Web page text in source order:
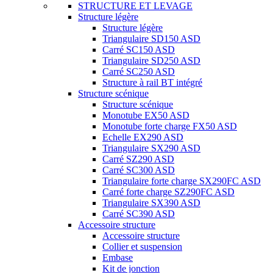
STRUCTURE ET LEVAGE
Structure légère
Structure légère
Triangulaire SD150 ASD
Carré SC150 ASD
Triangulaire SD250 ASD
Carré SC250 ASD
Structure à rail BT intégré
Structure scénique
Structure scénique
Monotube EX50 ASD
Monotube forte charge FX50 ASD
Echelle EX290 ASD
Triangulaire SX290 ASD
Carré SZ290 ASD
Carré SC300 ASD
Triangulaire forte charge SX290FC ASD
Carré forte charge SZ290FC ASD
Triangulaire SX390 ASD
Carré SC390 ASD
Accessoire structure
Accessoire structure
Collier et suspension
Embase
Kit de jonction